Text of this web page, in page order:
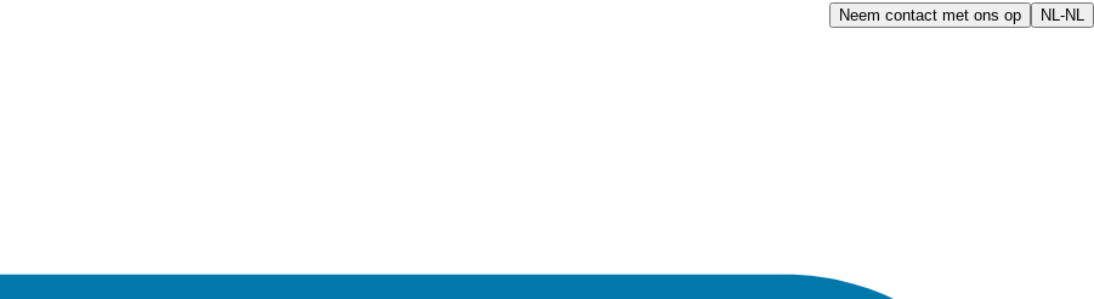
Neem contact met ons op NL-NL